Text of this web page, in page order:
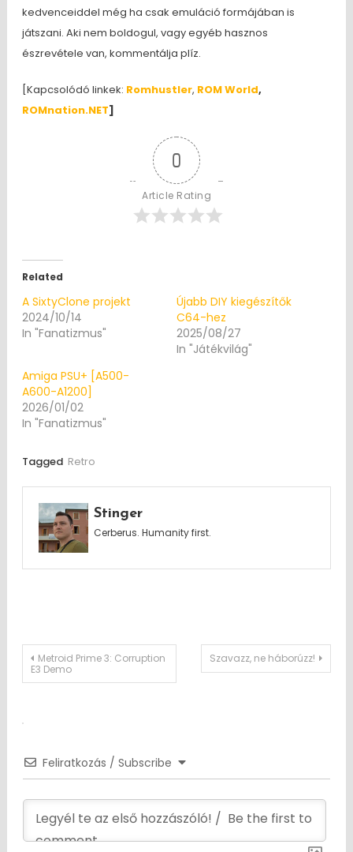
kedvenceiddel még ha csak emuláció formájában is
játszani. Aki nem boldogul, vagy egyéb hasznos
észrevétele van, kommentálja plíz.
[Kapcsolódó linkek: Romhustler, ROM World,
ROMnation.NET]
0
Article Rating
Related
A SixtyClone projekt
2024/10/14
In "Fanatizmus"
Újabb DIY kiegészítők
C64-hez
2025/08/27
In "Játékvilág"
Amiga PSU+ [A500-
A600-A1200]
2026/01/02
In "Fanatizmus"
Tagged Retro
Stinger
Cerberus. Humanity first.
Post
Metroid Prime 3: Corruption
E3 Demo
Szavazz, ne háborúzz!
Feliratkozás / Subscribe